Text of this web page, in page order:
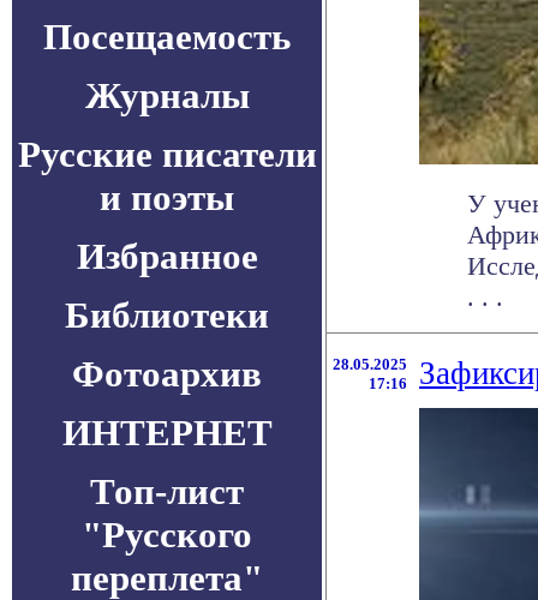
Посещаемость
Журналы
Русские писатели
и поэты
Избранное
Библиотеки
Фотоархив
ИНТЕРНЕТ
Топ-лист
"Русского
переплета"
У
. . .
28.05.2025
17:16